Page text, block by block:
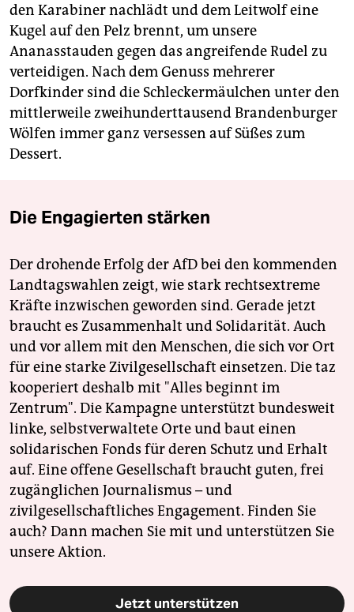
den Karabiner nachlädt und dem Leitwolf eine
Kugel auf den Pelz brennt, um unsere
Ananasstauden gegen das angreifende Rudel zu
verteidigen. Nach dem Genuss mehrerer
Dorfkinder sind die Schleckermäulchen unter den
mittlerweile zweihunderttausend Brandenburger
Wölfen immer ganz versessen auf Süßes zum
Dessert.
Die Engagierten stärken
Der drohende Erfolg der AfD bei den kommenden
Landtagswahlen zeigt, wie stark rechtsextreme
Kräfte inzwischen geworden sind. Gerade jetzt
braucht es Zusammenhalt und Solidarität. Auch
und vor allem mit den Menschen, die sich vor Ort
für eine starke Zivilgesellschaft einsetzen. Die taz
kooperiert deshalb mit "Alles beginnt im
Zentrum". Die Kampagne unterstützt bundesweit
linke, selbstverwaltete Orte und baut einen
solidarischen Fonds für deren Schutz und Erhalt
auf. Eine offene Gesellschaft braucht guten, frei
zugänglichen Journalismus – und
zivilgesellschaftliches Engagement. Finden Sie
auch? Dann machen Sie mit und unterstützen Sie
unsere Aktion.
Jetzt unterstützen